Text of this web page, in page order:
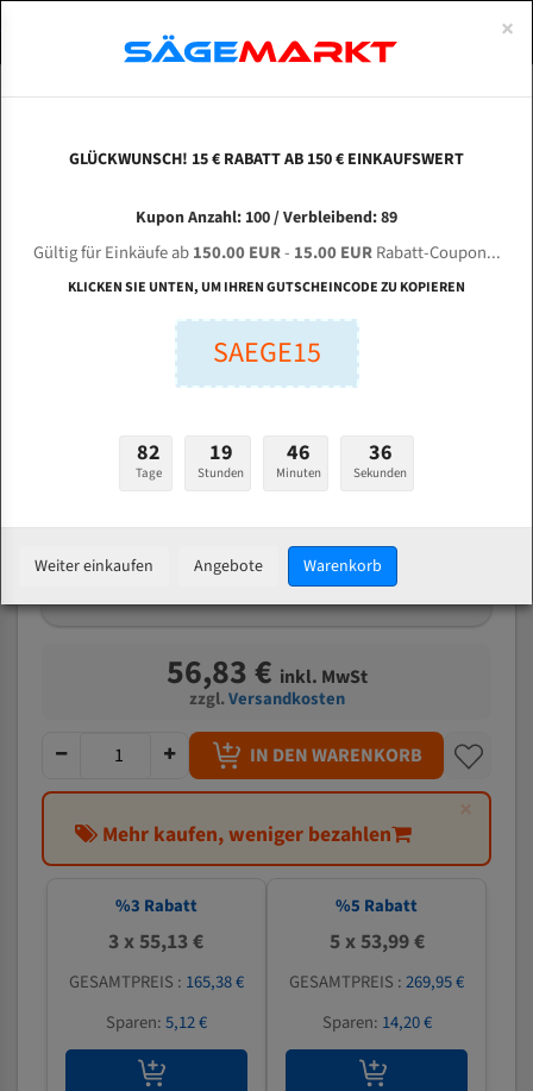
BTM 410 CNC 90° PA für 5300 mm Bi-Metall
Bandsägeblätter
Bandsägeblätter für Btm
Länge (mm):
Welche Zahn soll ich wählen?
56,83 € inkl. MwSt
zzgl.Versandkosten
IN DEN WARENKORB
×
Mehr kaufen, weniger bezahlen
%3 Rabatt
3 x 55,13 €
GESAMTPREIS : 165,38 €
Sparen:5,12 €
%5 Rabatt
5 x 53,99 €
GESAMTPREIS :269,95 €
Sparen: 14,20 €
ABOUTS
ENGLISH
Bi-Metall Meterware
Fleischerei Bandsägeblätter
Bandmesser Glatt Meterware
Konvex Meterware
×
GLÜCKWUNSCH! 15 € RABATT AB 150 € EINKAUFSWERT
Kupon Anzahl: 100 / Verbleibend: 89
Gültig für Einkäufe ab150.00 EUR- 15.00 EURRabatt-Coupon...
KLICKEN SIE UNTEN, UM IHREN GUTSCHEINCODE ZU KOPIEREN
SAEGE15
82
Tage
19
Stunden
46
Minuten
35
Sekunden
Weiter einkaufen Angebote Warenkorb